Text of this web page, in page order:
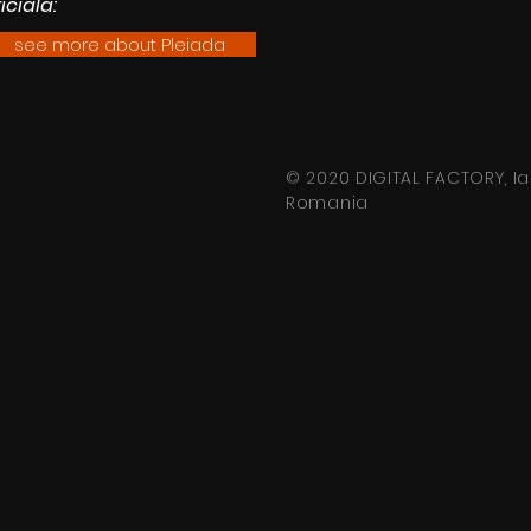
see more about Pleiada
© 2020 DIGITAL FACTORY,
Romania